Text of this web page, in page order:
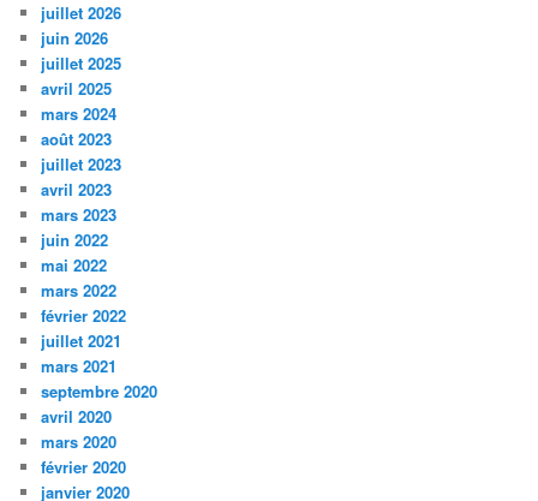
juillet 2026
juin 2026
juillet 2025
avril 2025
mars 2024
août 2023
juillet 2023
avril 2023
mars 2023
juin 2022
mai 2022
mars 2022
février 2022
juillet 2021
mars 2021
septembre 2020
avril 2020
mars 2020
février 2020
janvier 2020